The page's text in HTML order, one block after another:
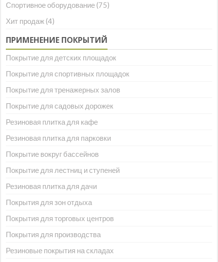
Спортивное оборудование (75)
Хит продаж (4)
ПРИМЕНЕНИЕ ПОКРЫТИЙ
Покрытие для детских площадок
Покрытие для спортивных площадок
Покрытие для тренажерных залов
Покрытие для садовых дорожек
Резиновая плитка для кафе
Резиновая плитка для парковки
Покрытие вокруг бассейнов
Покрытие для лестниц и ступеней
Резиновая плитка для дачи
Покрытия для зон отдыха
Покрытия для торговых центров
Покрытия для производства
Резиновые покрытия на складах